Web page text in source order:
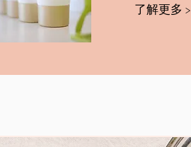
了解更多 >